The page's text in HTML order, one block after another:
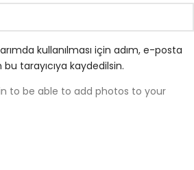
kullanılması için adım, e-posta
tarayıcıya kaydedilsin.
to be able to add photos to your